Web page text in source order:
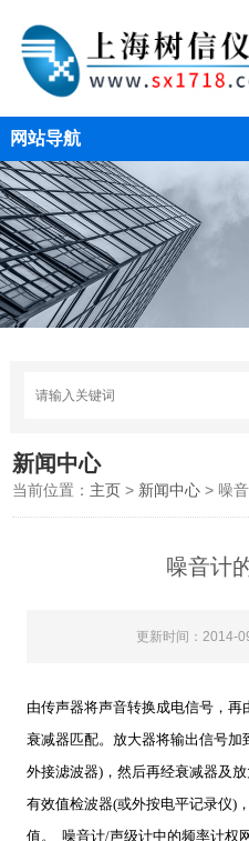
网站导航
新闻中心
当前位置： 主页 > 新闻中心 > 噪
噪音计
更新时间：2014-
由传声器将声音转换成电信号，
衰减器匹配。放大器将输出信号
外接滤波器)，然后再经衰减器及
有效值检波器(或外按电平记录仪)
值。 噪音计/声级计中的频率计权